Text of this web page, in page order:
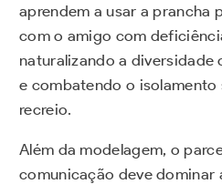
aprendem a usar a prancha
com o amigo com
naturalizando a diversidade
e combatendo o isolamento
recreio.
Além da modelagem, o
comunicação deve dominar